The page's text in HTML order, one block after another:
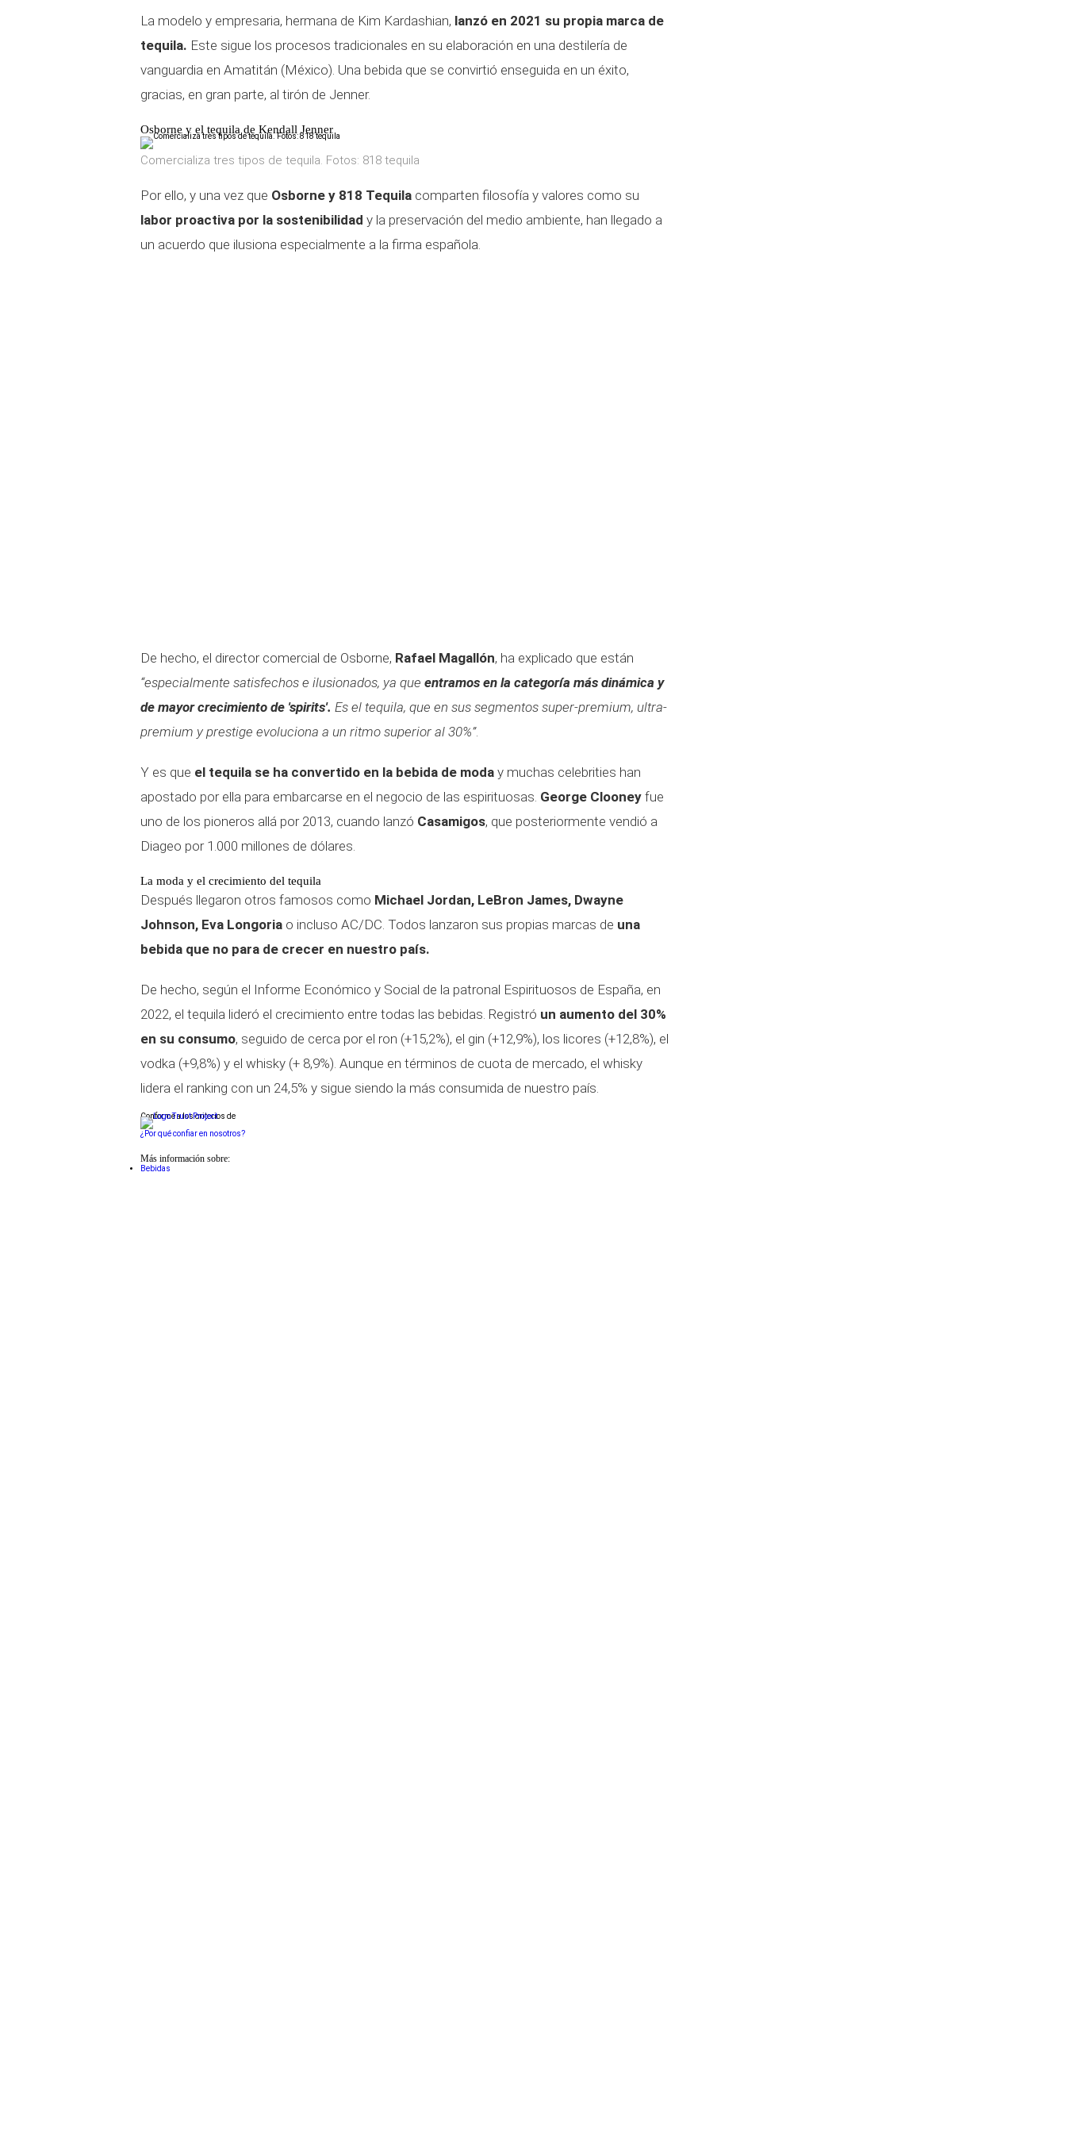
La modelo y empresaria, hermana de Kim Kardashian, lanzó en 2021 su propia marca de
tequila. Este sigue los procesos tradicionales en su elaboración en una destilería de
vanguardia en Amatitán (México). Una bebida que se convirtió enseguida en un éxito,
gracias, en gran parte, al tirón de Jenner.
Osborne y el tequila de Kendall Jenner
Comercializa tres tipos de tequila. Fotos: 818 tequila
Por ello, y una vez que Osborne y 818 Tequila comparten filosofía y valores como su
labor proactiva por la sostenibilidad y la preservación del medio ambiente, han llegado a
un acuerdo que ilusiona especialmente a la firma española.
De hecho, el director comercial de Osborne, Rafael Magallón, ha explicado que están
“especialmente satisfechos e ilusionados, ya que entramos en la categoría más dinámica y
de mayor crecimiento de 'spirits'. Es el tequila, que en sus segmentos super-premium, ultra-
premium y prestige evoluciona a un ritmo superior al 30%”.
Y es que el tequila se ha convertido en la bebida de moda y muchas celebrities han
apostado por ella para embarcarse en el negocio de las espirituosas. George Clooney fue
uno de los pioneros allá por 2013, cuando lanzó Casamigos, que posteriormente vendió a
Diageo por 1.000 millones de dólares.
La moda y el crecimiento del tequila
Después llegaron otros famosos como Michael Jordan, LeBron James, Dwayne
Johnson, Eva Longoria o incluso AC/DC. Todos lanzaron sus propias marcas de una
bebida que no para de crecer en nuestro país.
De hecho, según el Informe Económico y Social de la patronal Espirituosos de España, en
2022, el tequila lideró el crecimiento entre todas las bebidas. Registró un aumento del 30%
en su consumo, seguido de cerca por el ron (+15,2%), el gin (+12,9%), los licores (+12,8%), el
vodka (+9,8%) y el whisky (+ 8,9%). Aunque en términos de cuota de mercado, el whisky
lidera el ranking con un 24,5% y sigue siendo la más consumida de nuestro país.
Conforme a los criterios de
¿Por qué confiar en nosotros?
Más información sobre:
Bebidas